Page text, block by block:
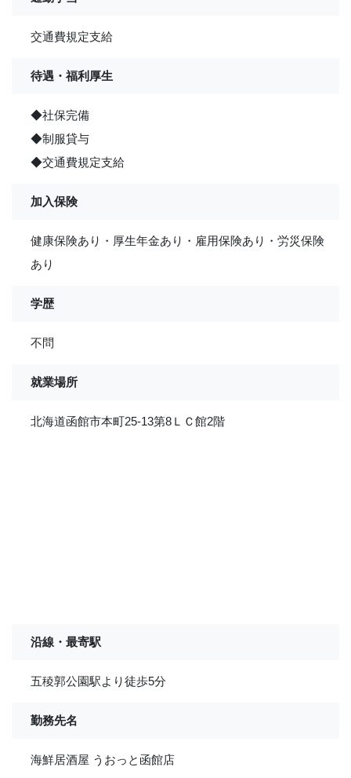
交通費規定支給
待遇・福利厚生
◆社保完備
◆制服貸与
◆交通費規定支給
加入保険
健康保険あり・厚生年金あり・雇用保険あり・労災保険
あり
学歴
不問
就業場所
北海道函館市本町25-13第8ＬＣ館2階
沿線・最寄駅
五稜郭公園駅より徒歩5分
勤務先名
海鮮居酒屋 うおっと函館店